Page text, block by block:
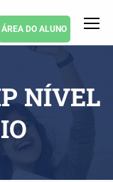
ÁREA DO ALUNO
NÍVEL